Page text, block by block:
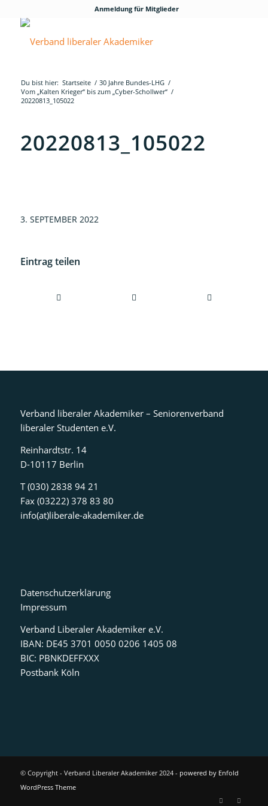
Anmeldung für Mitglieder
Du bist hier: Startseite / 30 Jahre Bundes-LHG /
Vom „Kalten Krieger“ bis zum „Cyber-Schollwer“ /
20220813_105022
20220813_105022
3. SEPTEMBER 2022
Eintrag teilen
Verband liberaler Akademiker – Seniorenverband
liberaler Studenten e.V.
Reinhardtstr. 14
D-10117 Berlin
T (030) 2838 94 21
Fax (03222) 378 83 80
info(at)liberale-akademiker.de
Datenschutzerklärung
Impressum
Verband Liberaler Akademiker e.V.
IBAN: DE45 3701 0050 0206 1405 08
BIC: PBNKDEFFXXX
Postbank Köln
© Copyright - Verband Liberaler Akademiker 2024 - powered by Enfold
WordPress Theme